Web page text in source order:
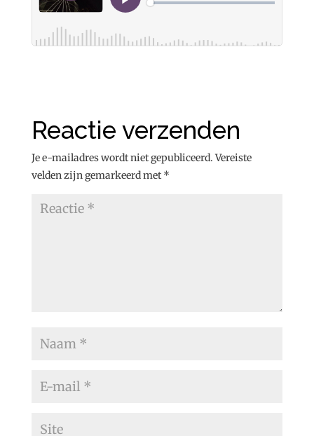
Reactie verzenden
Je e-mailadres wordt niet gepubliceerd. Vereiste
velden zijn gemarkeerd met *